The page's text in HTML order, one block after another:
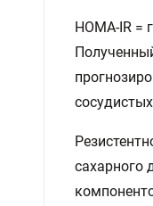
HOMA-IR
сахарного